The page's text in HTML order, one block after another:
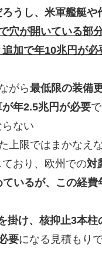
うし、米軍艦艇
穴が開いている部
加で年10兆円が必
がら最低限の装備
年2.5兆円が必要
ない
上限ではまかなえ
ており、欧州での対
いるが、この経
掛け、核抑止3本
要になる見積もり